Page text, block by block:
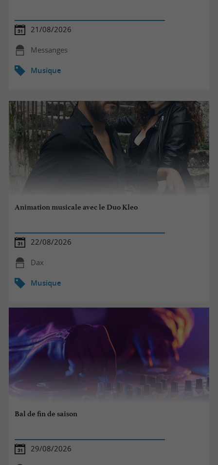
21/08/2026
Messanges
Musique
Animation musicale avec le Duo Kleo
22/08/2026
Dax
Musique
Bal de fin de saison
29/08/2026